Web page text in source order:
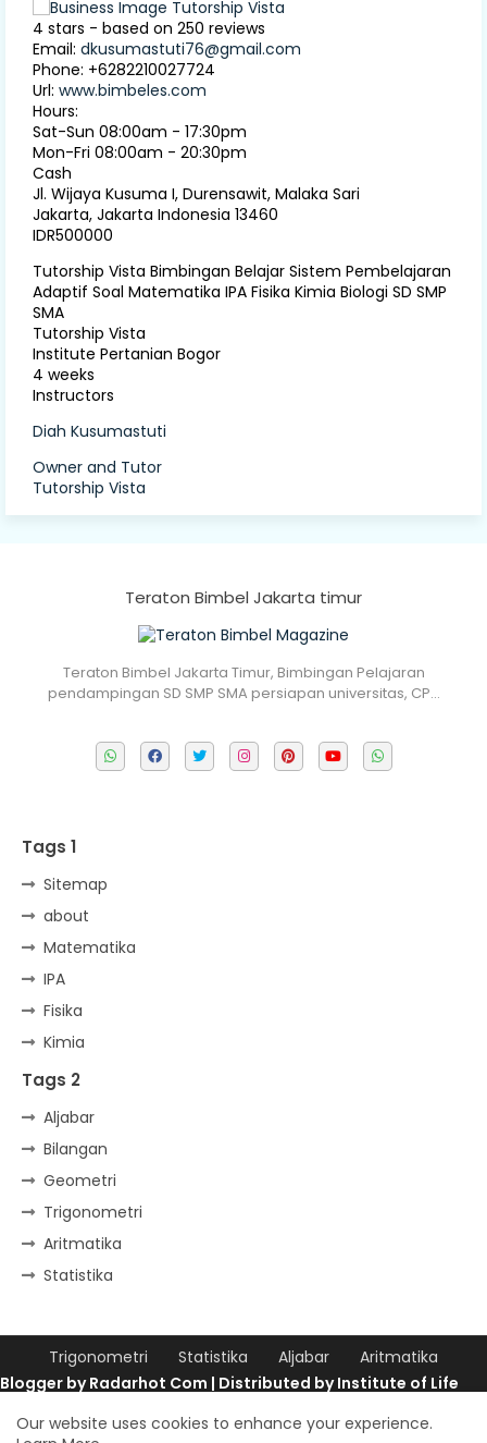
4 stars - based on 250 reviews
Email: dkusumastuti76@gmail.com
Phone: +6282210027724
Url: www.bimbeles.com
Hours:
Sat-Sun 08:00am - 17:30pm
Mon-Fri 08:00am - 20:30pm
Cash
Jl. Wijaya Kusuma I, Durensawit, Malaka Sari
Jakarta, Jakarta Indonesia 13460
IDR500000
Tutorship Vista Bimbingan Belajar Sistem Pembelajaran
Adaptif Soal Matematika IPA Fisika Kimia Biologi SD SMP
SMA
Tutorship Vista
Institute Pertanian Bogor
4 weeks
Instructors
Diah Kusumastuti
Owner and Tutor
Tutorship Vista
Teraton Bimbel Jakarta timur
Teraton Bimbel Jakarta Timur, Bimbingan Pelajaran
pendampingan SD SMP SMA persiapan universitas, CP…
Tags 1
Sitemap
about
Matematika
IPA
Fisika
Kimia
Tags 2
Aljabar
Bilangan
Geometri
Trigonometri
Aritmatika
Statistika
Trigonometri Statistika Aljabar
Aritmatika
Blogger byRadarhot Com | Distributed byInstitute of Life
Design by -
Blogger Templates
| Distributed by
Our website uses cookies to enhance your experience.